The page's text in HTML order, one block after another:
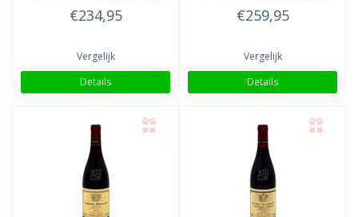
€234,95
Vergelijk
Details
€259,95
Vergelijk
Details